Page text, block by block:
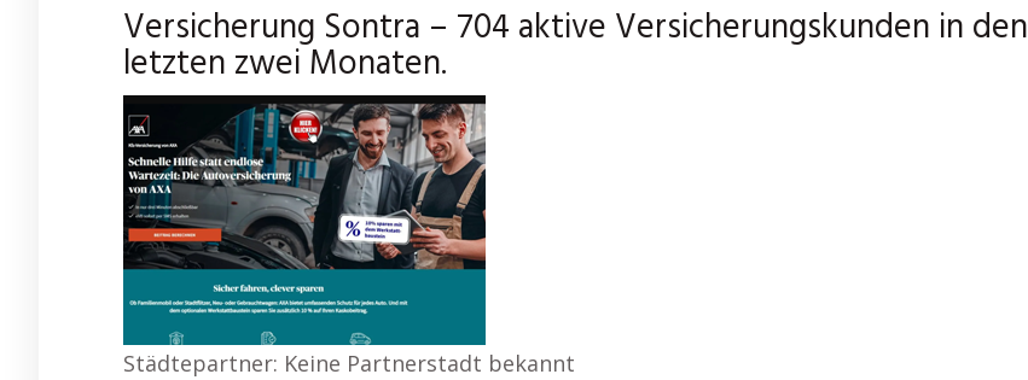
Versicherung Sontra – 704 aktive Versicherungskunden in den
letzten zwei Monaten.
Städtepartner: Keine Partnerstadt bekannt